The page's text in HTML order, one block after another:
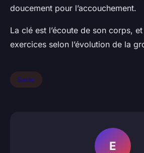
doucement pour l’accouchement.
La clé est l’écoute de son corps,
exercices selon l’évolution de la
Santé
E